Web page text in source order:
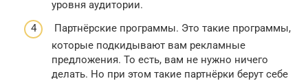
уровня аудитории.
Партнёрские программы. Это такие программы,
которые подкидывают вам рекламные
предложения. То есть, вам не нужно ничего
делать. Но при этом такие партнёрки берут себе